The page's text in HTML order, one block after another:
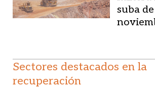
suba
Sectores destacados en la
recuperación